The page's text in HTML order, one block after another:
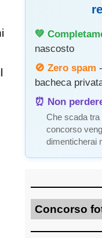
💚
nascosto
🚫 Zero spam
bacheca
⏰ Non
Che scada tra
concorso
dimenticherai
Concorso